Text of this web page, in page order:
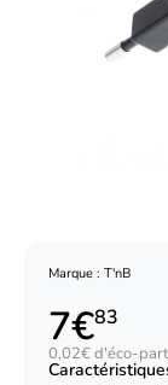
Marque : T'nB
7€83
0,02€ d'éco-part